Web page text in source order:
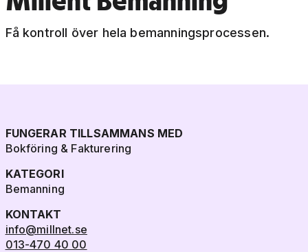
Få kontroll över hela bemanningsprocessen.
FUNGERAR TILLSAMMANS MED
Bokföring & Fakturering
KATEGORI
Bemanning
KONTAKT
info@millnet.se
013-470 40 00